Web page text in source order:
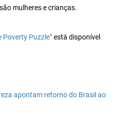
mulheres e crianças.
Poverty Puzzle”está disponível
apontam retorno do Brasil ao